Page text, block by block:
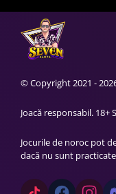
© Copyright 2021 -
Joacă responsabil.
Jocurile de noroc pot
dacă nu sunt